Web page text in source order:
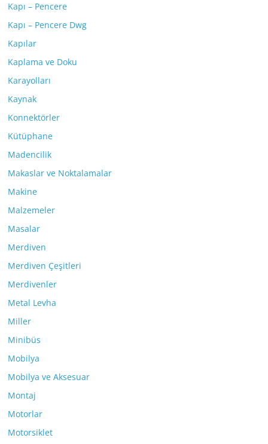
Kapı – Pencere
Kapı – Pencere Dwg
Kapılar
Kaplama ve Doku
Karayolları
Kaynak
Konnektörler
Kütüphane
Madencilik
Makaslar ve Noktalamalar
Makine
Malzemeler
Masalar
Merdiven
Merdiven Çeşitleri
Merdivenler
Metal Levha
Miller
Minibüs
Mobilya
Mobilya ve Aksesuar
Montaj
Motorlar
Motorsiklet